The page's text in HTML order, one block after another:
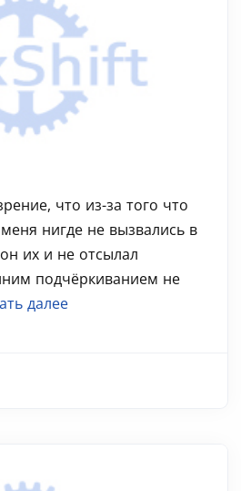
что из-за того что
нигде не вызвались в
их и не отсылал
подчёркиванием не
далее